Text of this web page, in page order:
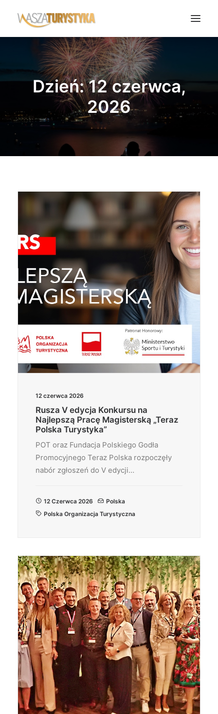
Księga wspomnień
Biura podróży
Transport
Noclegi
Polska
Świat
Wasze Podróże
Wyszukiwanie
Dzień: 12 czerwca,
2026
12 czerwca 2026
Rusza V edycja Konkursu na
Najlepszą Pracę Magisterską „Teraz
Polska Turystyka”
POT oraz Fundacja Polskiego Godła
Promocyjnego Teraz Polska rozpoczęły
nabór zgłoszeń do V edycji…
12 Czerwca 2026
Polska
Polska Organizacja Turystyczna